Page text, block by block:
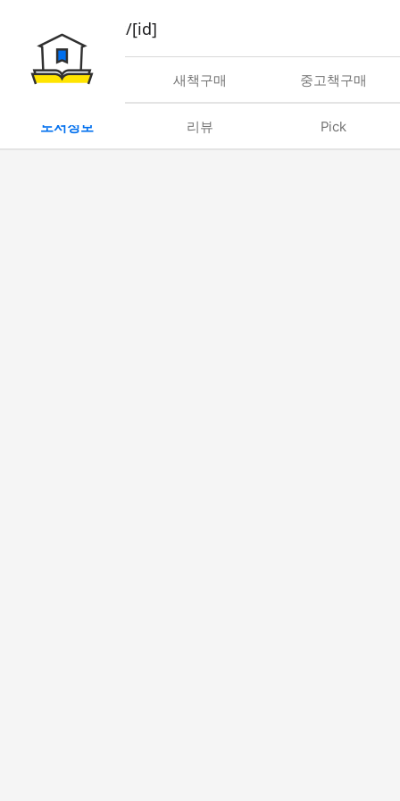
book/rent/[id]
대여 새책구매 중고책구매
도서정보 리뷰 Pick